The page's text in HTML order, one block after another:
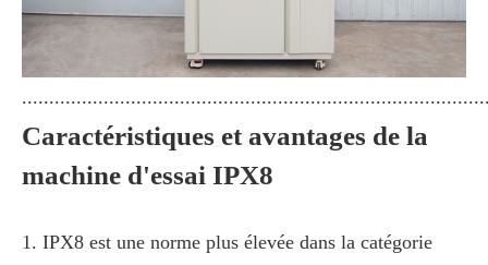
Caractéristiques et avantages de la
machine d'essai IPX8
1. IPX8 est une norme plus élevée dans la catégorie